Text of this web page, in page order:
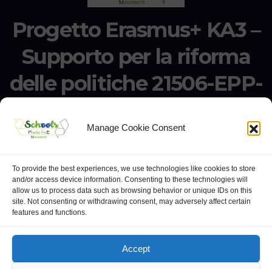
Manage Cookie Consent
To provide the best experiences, we use technologies like cookies to store
and/or access device information. Consenting to these technologies will
allow us to process data such as browsing behavior or unique IDs on this
site. Not consenting or withdrawing consent, may adversely affect certain
features and functions.
Accept
Progetto Erasmus+ KA3 –
Supporto per la riforma
delle politiche 21506-EPP-
SOC-IN
website: